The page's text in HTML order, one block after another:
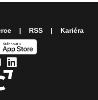
RSS Kariéra